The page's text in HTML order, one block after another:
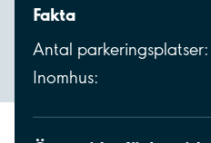
Fakta
Antal parkeringsplatser:
Inomhus: